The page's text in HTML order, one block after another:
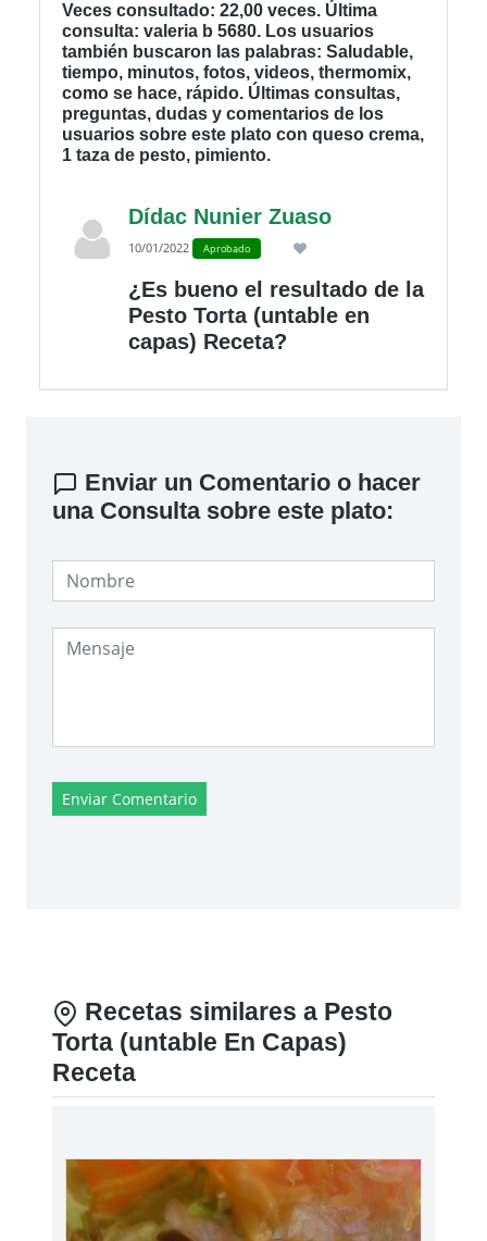
Veces consultado: 22,00 veces. Última
consulta: valeria b 5680. Los usuarios
también buscaron las palabras: Saludable,
tiempo, minutos, fotos, videos, thermomix,
como se hace, rápido. Últimas consultas,
preguntas, dudas y comentarios de los
usuarios sobre este plato con queso crema,
1 taza de pesto, pimiento.
Dídac Nunier Zuaso
10/01/2022 Aprobado
¿Es bueno el resultado de la
Pesto Torta (untable en
capas) Receta?
Enviar un Comentario o hacer
una Consulta sobre este plato:
Enviar Comentario
Recetas similares a Pesto
Torta (untable En Capas)
Receta